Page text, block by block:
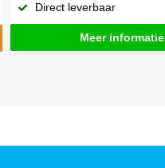
Direct leverbaar
Meer informatie